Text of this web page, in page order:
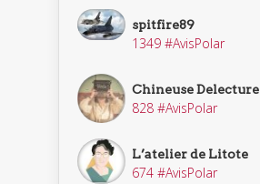
spitfire89
1349 #AvisPolar
Chineuse Delecture
828 #AvisPolar
L’atelier de Litote
674 #AvisPolar